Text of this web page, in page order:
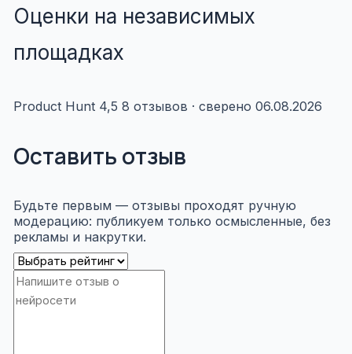
Оценки на независимых
площадках
Product Hunt 4,5 8 отзывов · сверено 06.08.2026
Оставить отзыв
Будьте первым — отзывы проходят ручную
модерацию: публикуем только осмысленные, без
рекламы и накрутки.